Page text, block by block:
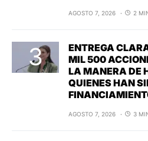
AGOSTO 7, 2026 2
ENTREGA
MIL 500
LA MANERA DE
QUIENES HAN
AGOSTO 7, 2026 3